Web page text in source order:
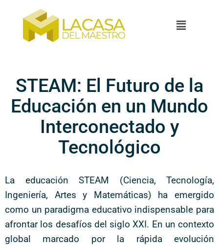
STEAM: El Futuro de la
Educación en un Mundo
Interconectado y
Tecnológico
La educación STEAM (Ciencia, Tecnología,
Ingeniería, Artes y Matemáticas) ha emergido
como un paradigma educativo indispensable para
afrontar los desafíos del siglo XXI. En un contexto
global marcado por la rápida evolución